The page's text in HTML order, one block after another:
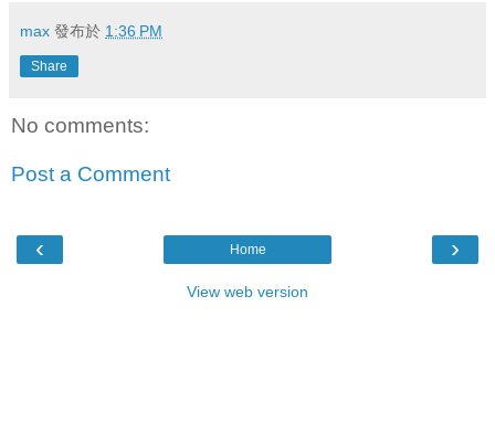
max 發布於 1:36 PM
Share
No comments:
Post a Comment
‹ ›
Home
View web version